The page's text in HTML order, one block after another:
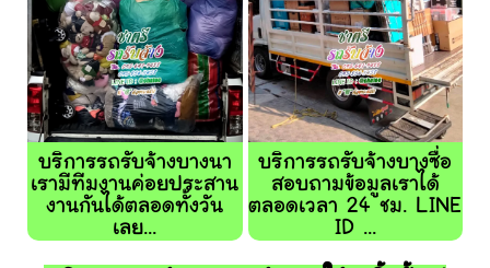
บริการรถรับจ้างบางนา
เรามีทีมงานค่อยประสาน
งานกันได้ตลอดทั้งวัน
เลย...
บริการรถรับจ้างบางซื่อ
สอบถามข้อมูลเราได้
ตลอดเวลา 24 ชม. LINE
ID ...